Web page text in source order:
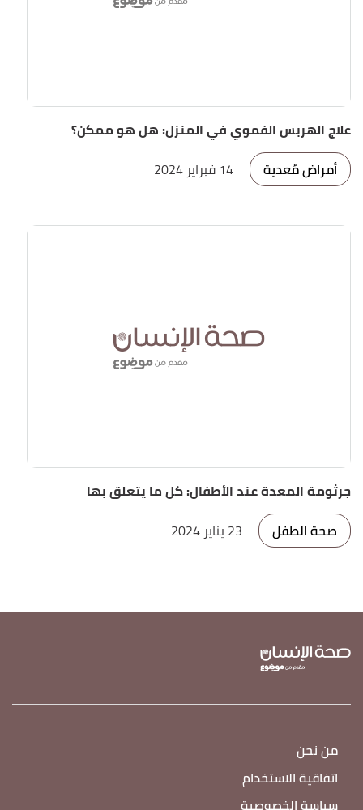
علاج الهربس الفموي في المنزل: هل هو ممكن؟
أمراض مُعدية
14 فبراير 2024
جرثومة المعدة عند الأطفال: كل ما يتعلق بها
صحة الطفل
23 يناير 2024
من نحن
اتفاقية الاستخدام